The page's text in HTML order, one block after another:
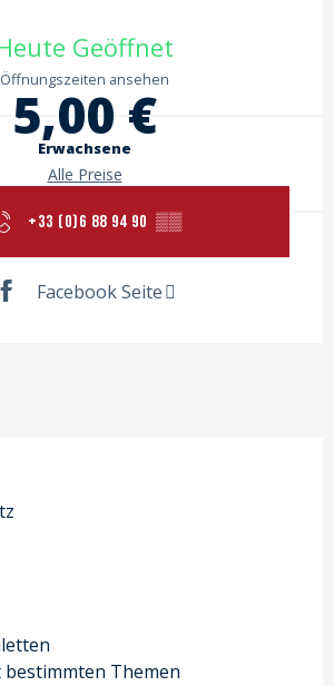
& Kontaktdaten
Geöffnet
Öffnungszeiten ansehen
5,00 €
Erwachsene
Alle Preise
+33 (0)6 88 94 90 ▒▒
Facebook Seite
Themen